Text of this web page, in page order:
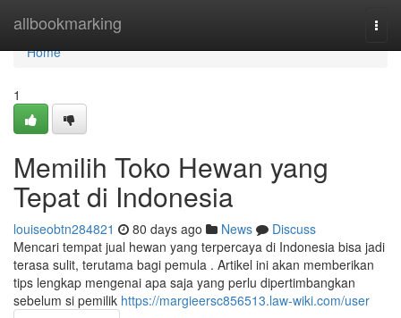
allbookmarking
Home
Home
1
Memilih Toko Hewan yang
Tepat di Indonesia
louiseobtn284821 80 days ago News
Discuss
Mencari tempat jual hewan yang terpercaya di Indonesia bisa jadi
terasa sulit, terutama bagi pemula . Artikel ini akan memberikan
tips lengkap mengenai apa saja yang perlu dipertimbangkan
sebelum si pemilik https://margieersc856513.law-wiki.com/user